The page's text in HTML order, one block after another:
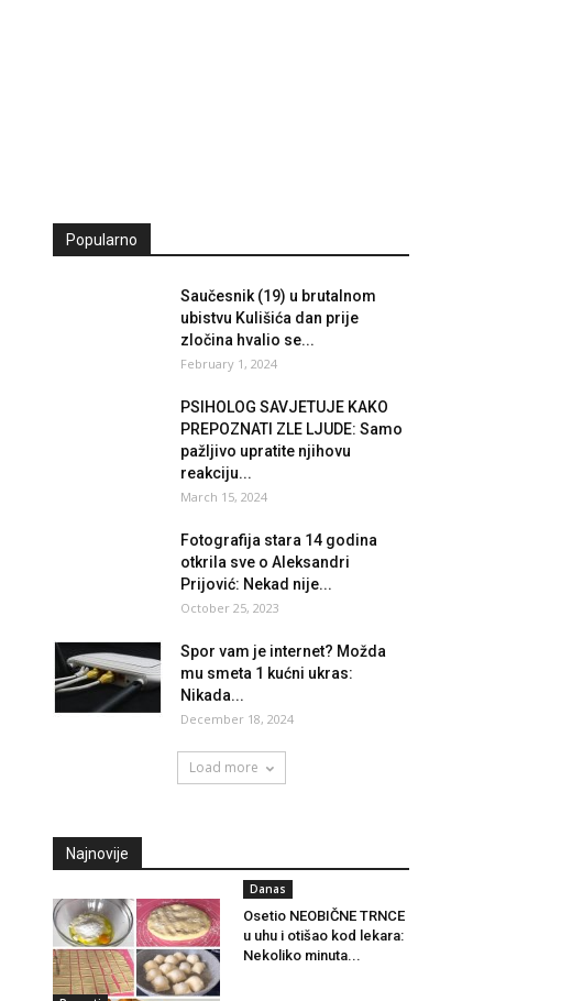
Popularno
Saučesnik (19) u brutalnom
ubistvu Kulišića dan prije
zločina hvalio se...
February 1, 2024
PSIHOLOG SAVJETUJE KAKO
PREPOZNATI ZLE LJUDE: Samo
pažljivo upratite njihovu
reakciju...
March 15, 2024
Fotografija stara 14 godina
otkrila sve o Aleksandri
Prijović: Nekad nije...
October 25, 2023
Spor vam je internet? Možda
mu smeta 1 kućni ukras:
Nikada...
December 18, 2024
Load more
Najnovije
Danas
Osetio NEOBIČNE TRNCE
u uhu i otišao kod lekara:
Nekoliko minuta...